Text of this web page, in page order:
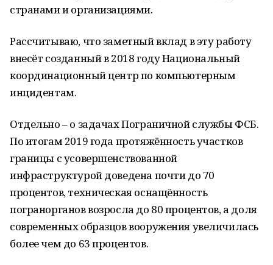
странами и организациями.
Рассчитываю, что заметный вклад в эту работу
внесёт созданный в 2018 году Национальный
координационный центр по компьютерным
инцидентам.
Отдельно – о задачах Пограничной службы ФСБ.
По итогам 2019 года протяжённость участков
границы с усовершенствованной
инфраструктурой доведена почти до 70
процентов, техническая оснащённость
погранорганов возросла до 80 процентов, а доля
современных образцов вооружения увеличилась
более чем до 63 процентов.